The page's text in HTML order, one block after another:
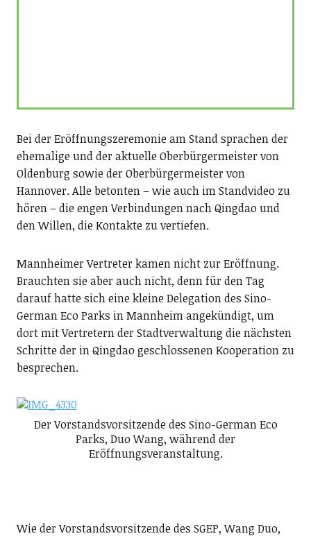
Bei der Eröffnungszeremonie am Stand sprachen der
ehemalige und der aktuelle Oberbürgermeister von
Oldenburg sowie der Oberbürgermeister von
Hannover. Alle betonten – wie auch im Standvideo zu
hören – die engen Verbindungen nach Qingdao und
den Willen, die Kontakte zu vertiefen.
Mannheimer Vertreter kamen nicht zur Eröffnung.
Brauchten sie aber auch nicht, denn für den Tag
darauf hatte sich eine kleine Delegation des Sino-
German Eco Parks in Mannheim angekündigt, um
dort mit Vertretern der Stadtverwaltung die nächsten
Schritte der in Qingdao geschlossenen Kooperation zu
besprechen.
Der Vorstandsvorsitzende des Sino-German Eco
Parks, Duo Wang, während der
Eröffnungsveranstaltung.
Wie der Vorstandsvorsitzende des SGEP, Wang Duo,